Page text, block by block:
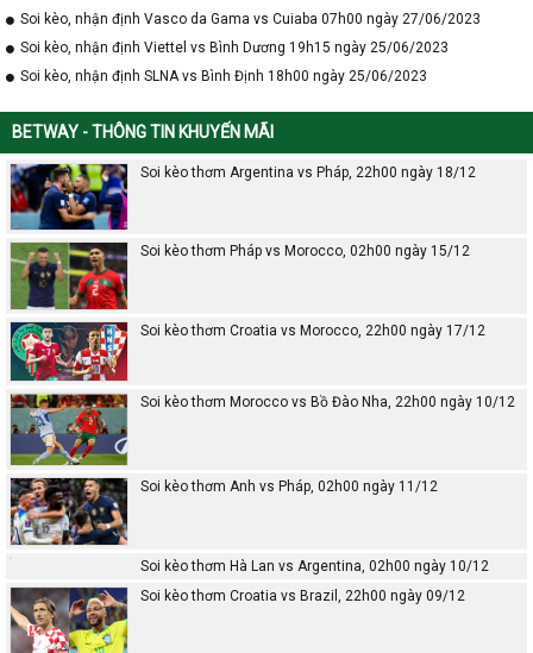
Soi kèo, nhận định Vasco da Gama vs Cuiaba 07h00 ngày 27/06/2023
Soi kèo, nhận định Viettel vs Bình Dương 19h15 ngày 25/06/2023
Soi kèo, nhận định SLNA vs Bình Định 18h00 ngày 25/06/2023
BETWAY - THÔNG TIN KHUYẾN MÃI
Soi kèo thơm Argentina vs Pháp, 22h00 ngày 18/12
Soi kèo thơm Pháp vs Morocco, 02h00 ngày 15/12
Soi kèo thơm Croatia vs Morocco, 22h00 ngày 17/12
Soi kèo thơm Morocco vs Bồ Đào Nha, 22h00 ngày 10/12
Soi kèo thơm Anh vs Pháp, 02h00 ngày 11/12
Soi kèo thơm Hà Lan vs Argentina, 02h00 ngày 10/12
Soi kèo thơm Croatia vs Brazil, 22h00 ngày 09/12